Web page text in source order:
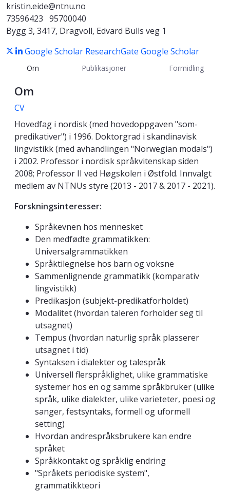
kristin.eide@ntnu.no
73596423 95700040
Bygg 3, 3417, Dragvoll, Edvard Bulls veg 1
Google Scholar ResearchGate Google Scholar
Om Publikasjoner Formidling
Om
CV
Hovedfag i nordisk (med hovedoppgaven "som-
predikativer") i 1996. Doktorgrad i skandinavisk
lingvistikk (med avhandlingen "Norwegian modals")
i 2002. Professor i nordisk språkvitenskap siden
2008; Professor II ved Høgskolen i Østfold. Innvalgt
medlem av NTNUs styre (2013 - 2017 & 2017 - 2021).
Forskningsinteresser:
Språkevnen hos mennesket
Den medfødte grammatikken:
Universalgrammatikken
Språktilegnelse hos barn og voksne
Sammenlignende grammatikk (komparativ
lingvistikk)
Predikasjon (subjekt-predikatforholdet)
Modalitet (hvordan taleren forholder seg til
utsagnet)
Tempus (hvordan naturlig språk plasserer
utsagnet i tid)
Syntaksen i dialekter og talespråk
Universell flerspråklighet, ulike grammatiske
systemer hos en og samme språkbruker(ulike
språk, ulike dialekter, ulike varieteter, poesi og
sanger, festsyntaks, formell og uformell
setting)
Hvordan andrespråksbrukere kan endre
språket
Språkkontakt og språklig endring
"Språkets periodiske system",
grammatikkteori